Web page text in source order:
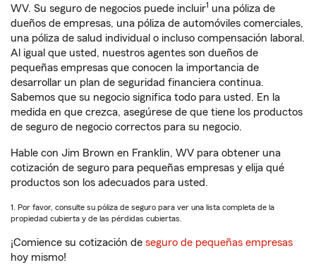
WV. Su seguro de negocios puede incluir1 una póliza de
dueños de empresas, una póliza de automóviles comerciales,
una póliza de salud individual o incluso compensación laboral.
Al igual que usted, nuestros agentes son dueños de
pequeñas empresas que conocen la importancia de
desarrollar un plan de seguridad financiera continua.
Sabemos que su negocio significa todo para usted. En la
medida en que crezca, asegúrese de que tiene los productos
de seguro de negocio correctos para su negocio.
Hable con Jim Brown en Franklin, WV para obtener una
cotización de seguro para pequeñas empresas y elija qué
productos son los adecuados para usted.
1. Por favor, consulte su póliza de seguro para ver una lista completa de la
propiedad cubierta y de las pérdidas cubiertas.
¡Comience su cotización de seguro de pequeñas empresas
hoy mismo!